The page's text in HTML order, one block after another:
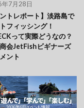
年7月28日
ントレポート】淡路島で
フィッシング！
って実際どうなの？
商会JetFishビギナーズ
ント